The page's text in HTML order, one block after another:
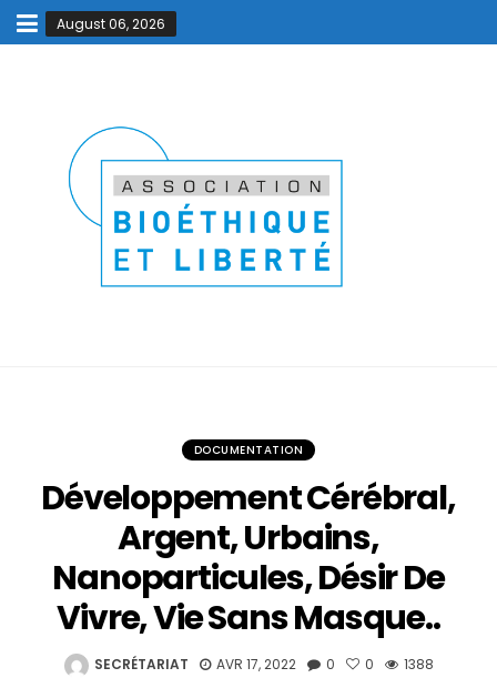
August 06, 2026
DOCUMENTATION
Développement Cérébral,
Argent, Urbains,
Nanoparticules, Désir De
Vivre, Vie Sans Masque..
SECRÉTARIAT AVR 17, 2022 0 0 1388